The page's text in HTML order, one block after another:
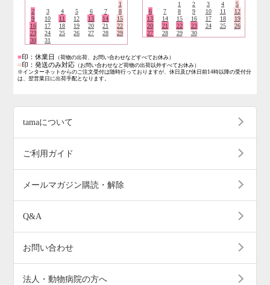
1
2
3 4 5 6 7
8
9
10 11 12 13 14
15
16
17 18 19 20 21
22
23
24 25 26 27 28
29
30
31
1
2 3 4
5
6
7 8 9 10 11
12
13
14 15 16 17 18
19
20
21 22 23 24 25
26
27
28 29 30
■印：休業日 （荷物の出荷、お問い合わせなどすべてお休み）
■印：発送のみ対応 （お問い合わせなど荷物の出荷以外すべてお休み）
※インターネットからのご注文受付は随時行っておりますが、休日及び休日前14時以降の受付分
は、翌営業日に出荷手配となります。
tamaについて
ご利用ガイド
メールマガジン購読・解除
Q&A
お問い合わせ
法人・動物病院の方へ